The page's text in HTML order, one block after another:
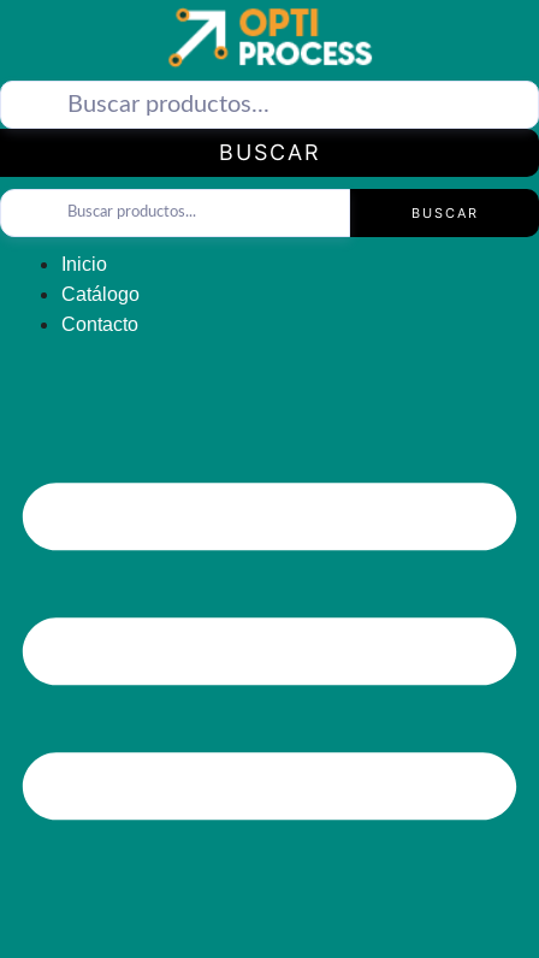
BUSCAR
BUSCAR
Inicio
Catálogo
Contacto